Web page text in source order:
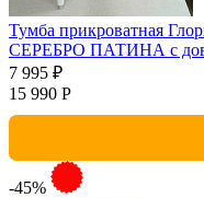
Тумба прикроватная
СЕРЕБРО ПАТИНА с
7 995 ₽
15 990 Р
-45%